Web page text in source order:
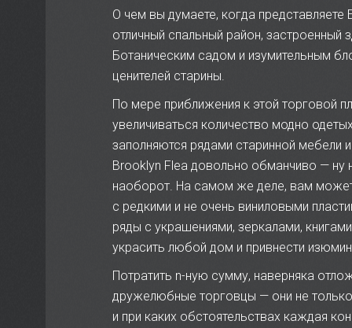
О чем вы думаете, когда
отличный спальный район, застроенный
Ботаническим садом и изумительным
ценителей старины.
По мере приближения к этой торговой
увеличиваться количество модно
заполняются рядами старинной
Brooklyn Flea довольно обманчиво —
наоборот. На самом же деле, вам
с редкими и не очень виниловыми
ряды с украшениями, зеркалами,
украсить любой дом и привнести
Потратить n-ную сумму, наверняка
дружелюбные торговцы — они не
и при каких обстоятельствах каждая